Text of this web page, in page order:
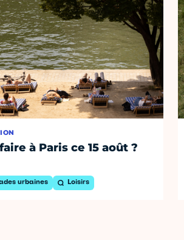
à Paris ce 15 août ?
urbaines Loisirs